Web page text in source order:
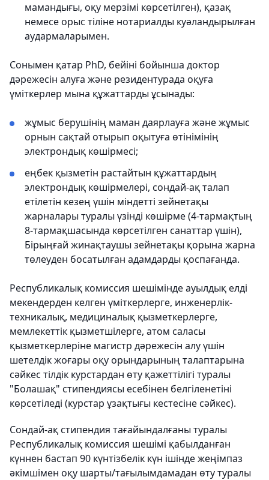
мамандығы, оқу мерзімі көрсетілген), қазақ
немесе орыс тіліне нотариалды куәландырылған
аудармаларымен.
Сонымен қатар PhD, бейіні бойынша доктор
дәрежесін алуға және резидентурада оқуға
үміткерлер мына құжаттарды ұсынады:
жұмыс берушінің маман даярлауға және жұмыс
орнын сақтай отырып оқытуға өтінімінің
электрондық көшірмесі;
еңбек қызметін растайтын құжаттардың
электрондық көшірмелері, сондай-ақ талап
етілетін кезең үшін міндетті зейнетақы
жарналары туралы үзінді көшірме (4-тармақтың
8-тармақшасында көрсетілген санаттар үшін),
Бірыңғай жинақтаушы зейнетақы қорына жарна
төлеуден босатылған адамдарды қоспағанда.
Республикалық комиссия шешімінде ауылдық елді
мекендерден келген үміткерлерге, инженерлік-
техникалық, медициналық қызметкерлерге,
мемлекеттік қызметшілерге, атом саласы
қызметкерлеріне магистр дәрежесін алу үшін
шетелдік жоғары оқу орындарының талаптарына
сәйкес тілдік курстардан өту қажеттілігі туралы
"Болашақ" стипендиясы есебінен белгіленетіні
көрсетіледі (курстар ұзақтығы кестесіне сәйкес).
Сондай-ақ стипендия тағайындалғаны туралы
Республикалық комиссия шешімі қабылданған
күннен бастап 90 күнтізбелік күн ішінде жеңімпаз
әкімшімен оқу шарты/тағылымдамадан өту туралы